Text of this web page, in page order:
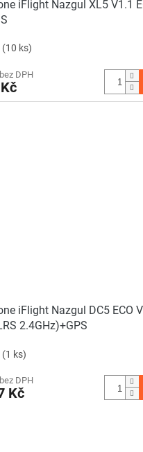
iFlight Nazgul XL5 V1.1
(10 ks)
DPH
iFlight Nazgul DC5 ECO
2.4GHz)+GPS
(1 ks)
DPH
Kč